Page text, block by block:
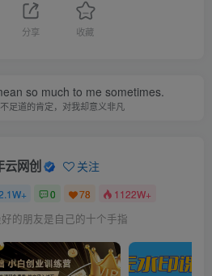
分享 收藏
so much to me sometimes.
足道的肯定，对我却意义非凡
云网创 关注
0 78 1122W+
好的朋友是自己的十个手指